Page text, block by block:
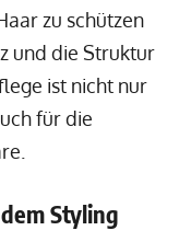
zu schützen
und die Struktur
ist nicht nur
für die
Styling